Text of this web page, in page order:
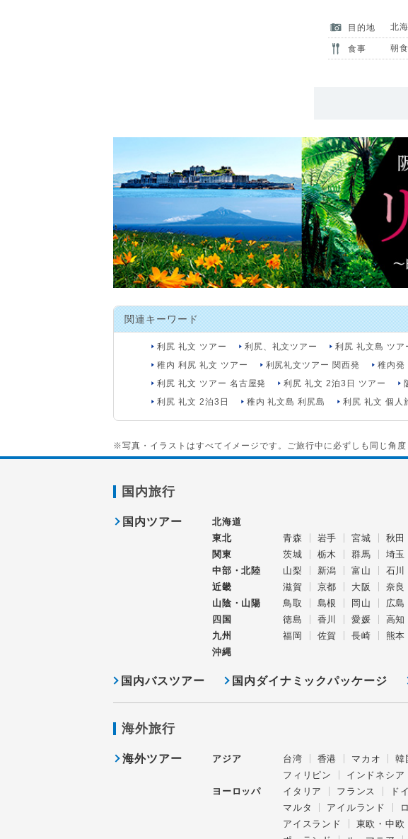
目的地 北
食事 朝
関連キーワード
利尻 礼文 ツアー 利尻、礼文ツアー 利尻 礼文島 ツア
稚内 利尻 礼文 ツアー
利尻礼文ツアー 関西発 稚内発
利尻 礼文 ツアー 名古屋発
利尻 礼文 2泊3日 ツアー
利尻 礼文 2泊3日
稚内 礼文島 利尻島 利尻 礼文 個人
※写真・イラストはすべてイメージです。ご旅行中に必ずしも同じ角
国内旅行
国内ツアー
北海道
東北
青森 岩手 宮城 秋田
関東
茨城 栃木 群馬 埼玉
中部・北陸
山梨 新潟 富山 石川
近畿
滋賀 京都 大阪 奈良
山陰・山陽
鳥取 島根 岡山 広島
四国
徳島 香川 愛媛
高知
九州
福岡 佐賀 長崎 熊本
沖縄
国内バスツアー 国内ダイナミックパッケージ
海外旅行
海外ツアー アジア 台湾 香港 マカオ 韓
フィリピン
インドネシア
ヨーロッパ
イタリア フランス ド
マルタ
アイルランド
アイスランド
東欧・中欧